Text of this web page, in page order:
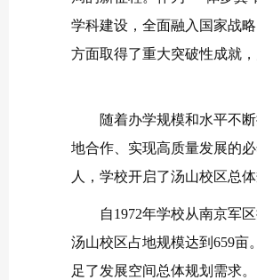
学科建设，全面融入国家战
方面取得了重大突破性成就
随着办学规模和水平不
地合作、实现高质量发展的
人，学校开启了汤山校区总
自1972年学校从南京军
汤山校区占地规模达到659亩
足了发展空间总体规划需求。